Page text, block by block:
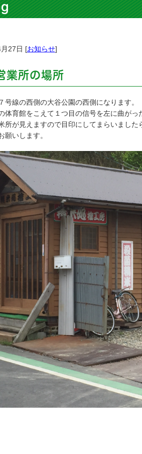
27日 [お知らせ]
業所の場所
号線の西側の大谷公園の西側になります。
体育館をこえて１つ目の信号を左に曲がっ
所が見えますので目印にしてまらいました
願いします。